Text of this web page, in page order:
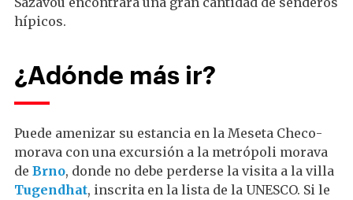
hípicos.
¿Adónde más ir?
Puede amenizar su estancia en la Meseta Checo-
morava con una excursión a la metrópoli morava
de Brno, donde no debe perderse la visita a la villa
Tugendhat, inscrita en la lista de la UNESCO. Si le